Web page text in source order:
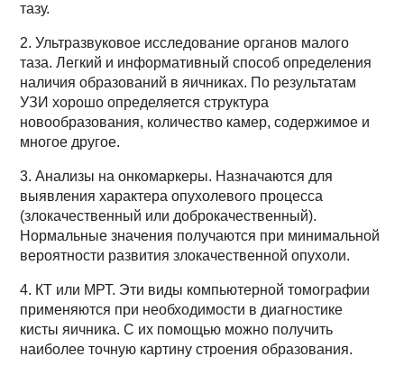
тазу.
2. Ультразвуковое исследование органов малого
таза. Легкий и информативный способ определения
наличия образований в яичниках. По результатам
УЗИ хорошо определяется структура
новообразования, количество камер, содержимое и
многое другое.
3. Анализы на онкомаркеры. Назначаются для
выявления характера опухолевого процесса
(злокачественный или доброкачественный).
Нормальные значения получаются при минимальной
вероятности развития злокачественной опухоли.
4. КТ или МРТ. Эти виды компьютерной томографии
применяются при необходимости в диагностике
кисты яичника. С их помощью можно получить
наиболее точную картину строения образования.